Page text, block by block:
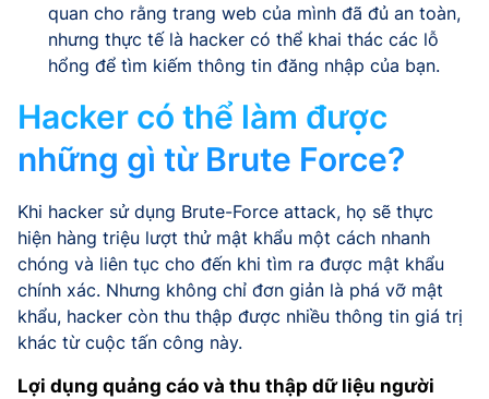
quan cho rằng trang web của mình đã đủ an toàn,
nhưng thực tế là hacker có thể khai thác các lỗ
hổng để tìm kiếm thông tin đăng nhập của bạn.
Hacker có thể làm được
những gì từ Brute Force?
Khi hacker sử dụng Brute-Force attack, họ sẽ thực
hiện hàng triệu lượt thử mật khẩu một cách nhanh
chóng và liên tục cho đến khi tìm ra được mật khẩu
chính xác. Nhưng không chỉ đơn giản là phá vỡ mật
khẩu, hacker còn thu thập được nhiều thông tin giá trị
khác từ cuộc tấn công này.
Lợi dụng quảng cáo và thu thập dữ liệu người